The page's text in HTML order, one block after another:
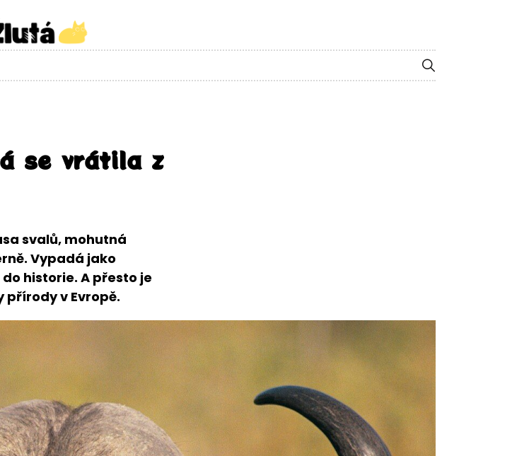
se vrátila z
svalů, mohutná
Vypadá jako
historie. A přesto je
přírody v Evropě.